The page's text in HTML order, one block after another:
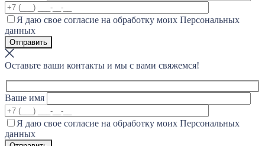
Я даю свое согласие на обработку моих Персональных
данных
Оставьте ваши контакты и мы с вами свяжемся!
Ваше имя
Я даю свое согласие на обработку моих Персональных
данных